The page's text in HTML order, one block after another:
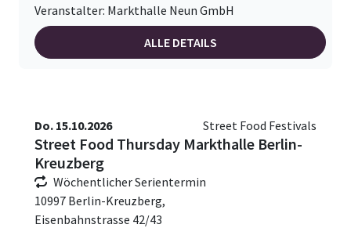
Veranstalter: Markthalle Neun GmbH
ALLE DETAILS
Do. 15.10.2026 Street Food Festivals
Street Food Thursday Markthalle Berlin-
Kreuzberg
Wöchentlicher Serientermin
10997 Berlin-Kreuzberg,
Eisenbahnstrasse 42/43